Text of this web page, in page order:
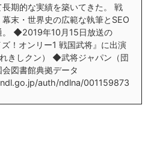
長期的な実績を築いてきた。 戦
幕末・世界史の広範な執筆とSEO
。 ◆2019年10月15日放送の
！オンリー1 戦国武将』に出演
れきしクン） ◆武将ジャパン（団
図書館典拠データ
auth/ndlna/001159873